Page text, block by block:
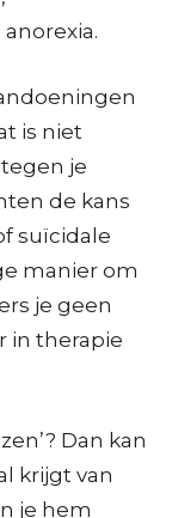
is niet
je
de kans
suïcidale
manier om
je geen
in therapie
Dan kan
krijgt van
je hem